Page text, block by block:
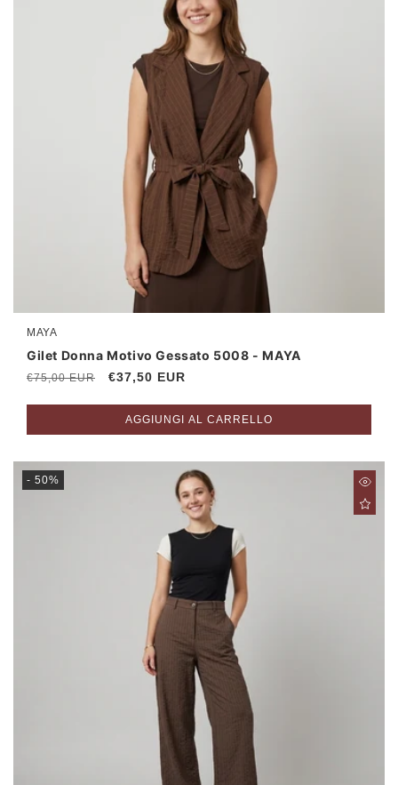
Produttore:
MAYA
Gilet Donna Motivo Gessato 5008 - MAYA
Prezzo
€75,00 EUR
Prezzo
€37,50 EUR
AGGIUNGI AL CARRELLO
- 50%